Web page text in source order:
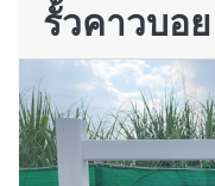
รั้วคาวบอ